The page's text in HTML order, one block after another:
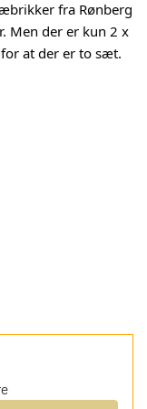
ANDS
ANDRE)
fra Rønberg
Men der er kun 2 x
at der er to sæt.